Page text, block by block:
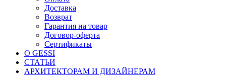
Доставка
Возврат
Гарантия на товар
Договор-оферта
Сертификаты
О GESSI
СТАТЬИ
АРХИТЕКТОРАМ И ДИЗАЙНЕРАМ